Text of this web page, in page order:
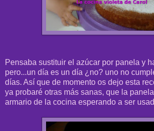
Pensaba sustituir el azúcar por panela y
pero...un día es un día ¿no? uno no
días. Así que de momento os dejo esta
ya probaré otras más sanas, que la
armario de la cocina esperando a ser